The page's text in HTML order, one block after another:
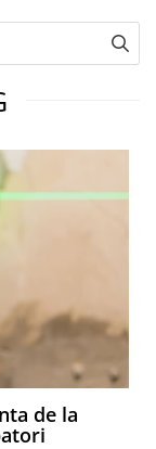
de la